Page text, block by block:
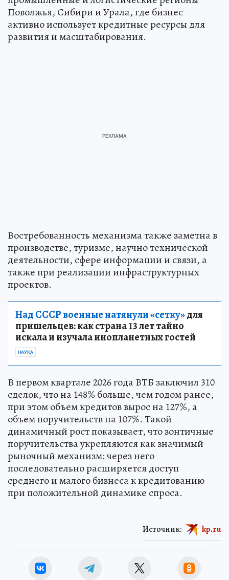
Поволжья, Сибири и Урала, где бизнес
активно использует кредитные ресурсы для
развития и масштабирования.
Востребованность механизма также заметна в
производстве, туризме, научно технической
деятельности, сфере информации и связи, а
также при реализации инфраструктурных
проектов.
Над СССР военные натянули «сетку»для
пришельцев: как страна 13 лет тайно
искала и изучала инопланетных гостей
НАУКА
В первом квартале 2026 года ВТБ заключил 310
сделок, что на 148% больше, чем годом ранее,
при этом объем кредитов вырос на 127%, а
объем поручительств на 107%. Такой
динамичный рост показывает, что зонтичные
поручительства укрепляются как значимый
рыночный механизм: через него
последовательно расширяется доступ
среднего и малого бизнеса к кредитованию
при положительной динамике спроса.
Источник: kp.ru